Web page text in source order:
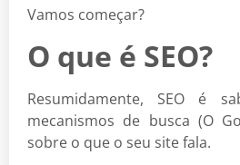
Vamos começar?
O que é SEO?
Resumidamente, SEO é
mecanismos de busca (O
sobre o que o seu site fala.